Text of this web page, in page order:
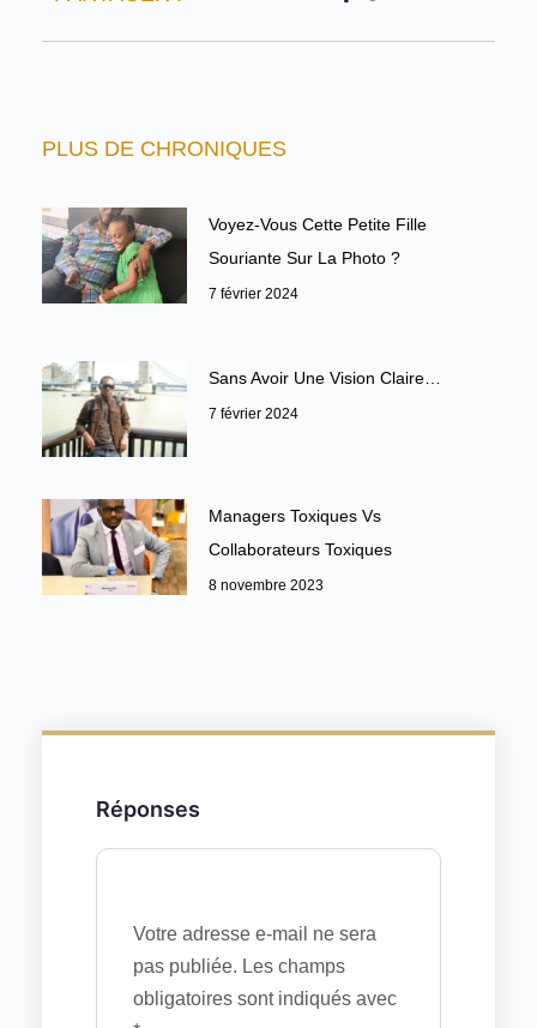
PLUS DE CHRONIQUES
Voyez-Vous Cette Petite Fille
Souriante Sur La Photo ?
7 février 2024
Sans Avoir Une Vision Claire…
7 février 2024
Managers Toxiques Vs
Collaborateurs Toxiques
8 novembre 2023
Réponses
Votre adresse e-mail ne sera
pas publiée. Les champs
obligatoires sont indiqués avec